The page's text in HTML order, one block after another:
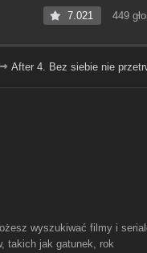
7.021 449
After 4. Bez siebie nie
wyszukiwać filmy i
takich jak gatunek, rok